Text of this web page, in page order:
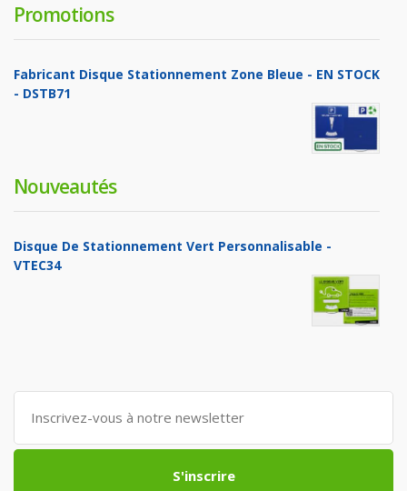
Promotions
Fabricant Disque Stationnement Zone Bleue - EN STOCK
- DSTB71
Nouveautés
Disque De Stationnement Vert Personnalisable -
VTEC34
S'inscrire